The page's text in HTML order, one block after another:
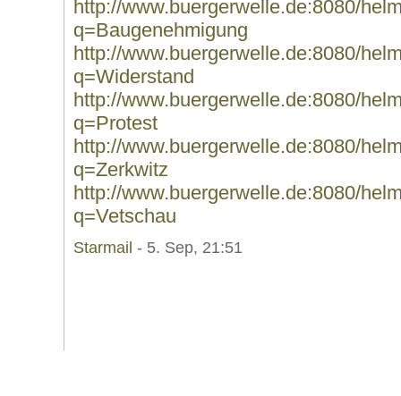
http://www.buergerwelle.de:8080/
q=Baugenehmigung
http://www.buergerwelle.de:8080/
q=Widerstand
http://www.buergerwelle.de:8080/
q=Protest
http://www.buergerwelle.de:8080/
q=Zerkwitz
http://www.buergerwelle.de:8080/
q=Vetschau
Starmail - 5. Sep, 21:51